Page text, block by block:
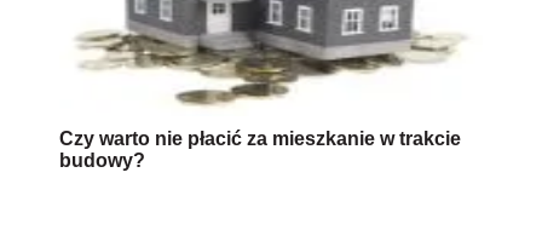
Czy warto nie płacić za mieszkanie w trakcie
budowy?